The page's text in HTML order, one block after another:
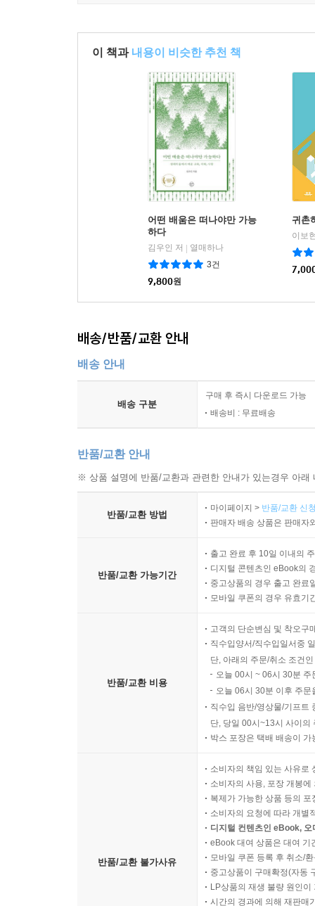
이 책과 내용이 비슷한 추천 책
어떤 배움은 떠나야만 가능
하다
김우인 저 | 열매하나
3건
9,800원
귀촌
이보
배송/반품/교환 안내
배송 안내
배송 구분
구매 후 즉시 다운로드 가능
배송비 : 무료배송
반품/교환 안내
※ 상품 설명에 반품/교환과 관련한 안내가 있는경우 아
반품/교환 방법
마이페이지 > 반품/교환 신
판매자 배송 상품은 판매자
반품/교환 가능기간
출고 완료 후 10일 이내의
디지털 콘텐츠인 eBook의
중고상품의 경우 출고 완료
모바일 쿠폰의 경우 유효기
반품/교환 비용
고객의 단순변심 및 착오구
직수입양서/직수입일서중
단, 아래의 주문/취소 조건
오늘 00시 ~ 06시 30분
오늘 06시 30분 이후 주
직수입 음반/영상물/기프트
단, 당일 00시~13시 사이의
박스 포장은 택배 배송이
반품/교환 불가사유
소비자의 책임 있는 사유로
소비자의 사용, 포장 개봉
복제가 가능한 상품 등의
소비자의 요청에 따라 개별
디지털 컨텐츠인 eBook,
eBook 대여 상품은 대여 기
모바일 쿠폰 등록 후 취소/
중고상품이 구매확정(자동
LP상품의 재생 불량 원인
시간의 경과에 의해 재판매